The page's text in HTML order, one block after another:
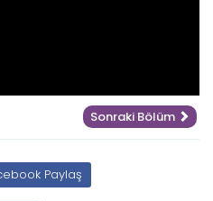
Sonraki Bölüm
Paylaş